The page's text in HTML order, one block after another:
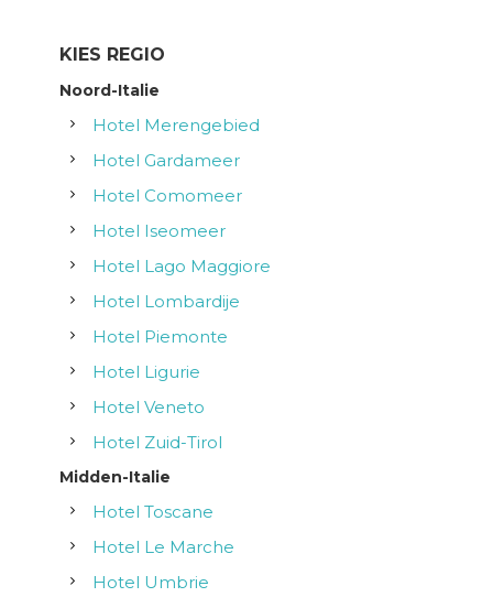
KIES REGIO
Noord-Italie
Hotel Merengebied
Hotel Gardameer
Hotel Comomeer
Hotel Iseomeer
Hotel Lago Maggiore
Hotel Lombardije
Hotel Piemonte
Hotel Ligurie
Hotel Veneto
Hotel Zuid-Tirol
Midden-Italie
Hotel Toscane
Hotel Le Marche
Hotel Umbrie